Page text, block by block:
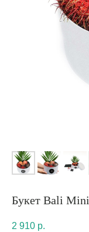
Букет Bali Mini
2 910 р.